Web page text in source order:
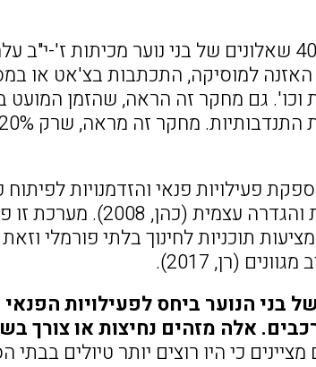
במחקר אחר, שכלל למעלה מ-4000 שאלונים של בני נוער
למוסיקה, התכתבות בצ'אט או
וכו'. גם מחקר זה הראה, שהזמן
פעילויות פנאי והזדמנויות
יחסים חברתיים וקידום של
תוכניות לחינוך בלתי פורמלי
(רן, 2017).
בני הנוער ביחס לפעילויות
אלה מזהים נחיצות או צורך
כי היו רוצים יותר טיולים